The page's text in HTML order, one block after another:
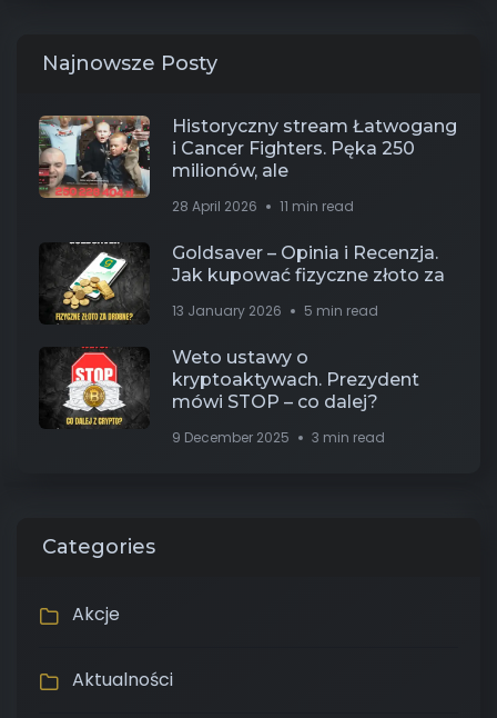
Najnowsze Posty
Historyczny stream Łatwogang
i Cancer Fighters. Pęka 250
milionów, ale
28 April 2026 11 min read
Goldsaver – Opinia i Recenzja.
Jak kupować fizyczne złoto za
13 January 2026 5 min read
Weto ustawy o
kryptoaktywach. Prezydent
mówi STOP – co dalej?
9 December 2025 3 min read
Categories
Akcje
Aktualności